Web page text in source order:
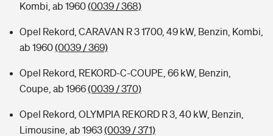
Kombi, ab 1960(0039 / 368)
Opel Rekord, CARAVAN R 3 1700, 49 kW, Benzin, Kombi,
ab 1960(0039 / 369)
Opel Rekord, REKORD-C-COUPE, 66 kW, Benzin,
Coupe, ab 1966(0039 / 370)
Opel Rekord, OLYMPIA REKORD R 3, 40 kW, Benzin,
Limousine, ab 1963(0039 / 371)